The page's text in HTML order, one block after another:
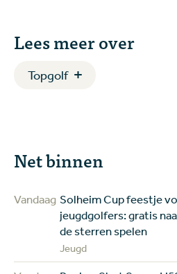
Lees meer over
Topgolf
Net binnen
Vandaag Solheim Cup feestje
jeugdgolfers: gratis
de sterren spelen
Jeugd